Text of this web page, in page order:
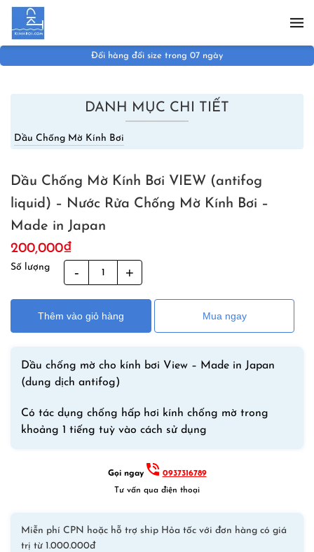
Skip to main content
Đổi hàng đổi size trong 07 ngày
DANH MỤC CHI TIẾT
Dầu Chống Mờ Kính Bơi
Dầu Chống Mờ Kính Bơi VIEW (antifog
liquid) – Nước Rửa Chống Mờ Kính Bơi –
Made in Japan
200,000₫
Số lượng
Chống
Mờ
Kính
Bơi
(antifog
liquid)
Nước
Rửa
Chống
Made
Thêm vào giỏ hàng Mua ngay
Dầu chống mờ cho kính bơi View – Made in Japan
(dung dịch antifog)
Có tác dụng chống hấp hơi kính chống mờ trong
khoảng 1 tiếng tuỳ vào cách sử dụng
Gọi ngay
0937316789
Tư vấn qua điện thoại
Miễn phí CPN hoặc hỗ trợ ship Hỏa tốc với đơn hàng có giá
trị từ 1.000.000đ